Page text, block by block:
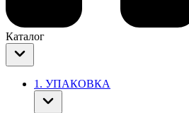
Каталог
1. УПАКОВКА